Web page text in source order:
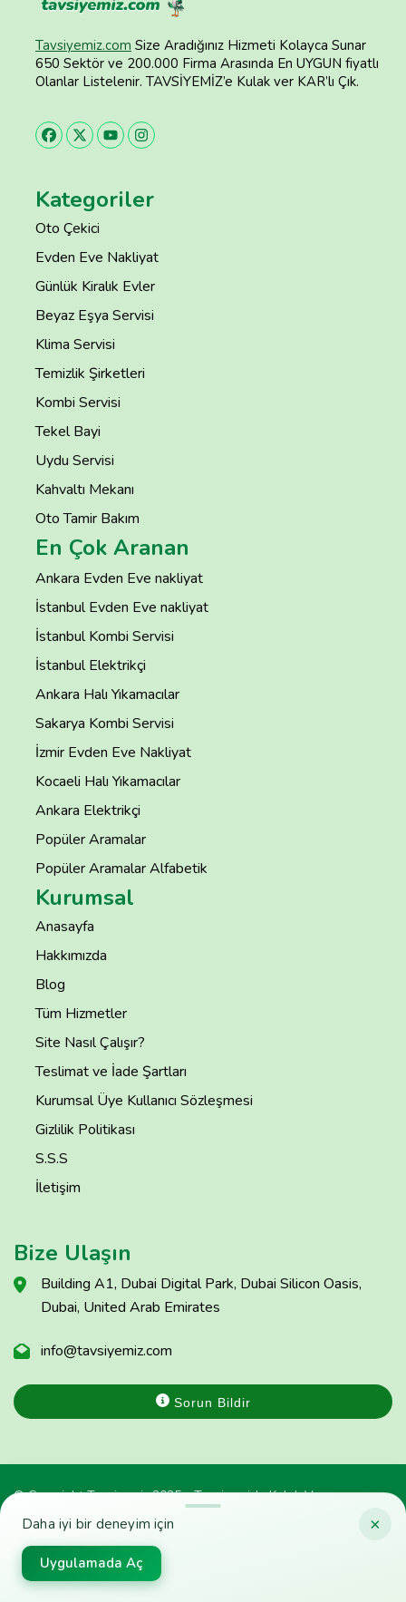
×
Daha iyi bir deneyim için
Uygulamada Aç
Tavsiyemiz.com Size Aradığınız Hizmeti Kolayca Sunar
650 Sektör ve 200.000 Firma Arasında En UYGUN fiyatlı
Olanlar Listelenir. TAVSİYEMİZ’e Kulak ver KAR’lı Çık.
Kategoriler
Oto Çekici
Evden Eve Nakliyat
Günlük Kiralık Evler
Beyaz Eşya Servisi
Klima Servisi
Temizlik Şirketleri
Kombi Servisi
Tekel Bayi
Uydu Servisi
Kahvaltı Mekanı
Oto Tamir Bakım
En Çok Aranan
Ankara Evden Eve nakliyat
İstanbul Evden Eve nakliyat
İstanbul Kombi Servisi
İstanbul Elektrikçi
Ankara Halı Yıkamacılar
Sakarya Kombi Servisi
İzmir Evden Eve Nakliyat
Kocaeli Halı Yıkamacılar
Ankara Elektrikçi
Popüler Aramalar
Popüler Aramalar Alfabetik
Kurumsal
Anasayfa
Hakkımızda
Blog
Tüm Hizmetler
Site Nasıl Çalışır?
Teslimat ve İade Şartları
Kurumsal Üye Kullanıcı Sözleşmesi
Gizlilik Politikası
S.S.S
İletişim
Bize Ulaşın
Building A1, Dubai Digital Park, Dubai Silicon Oasis,
Dubai, United Arab Emirates
info@tavsiyemiz.com
Sorun Bildir
© Copyright Tavsiyemiz 2025 - Tavsiyemiz'e Kulak Ver